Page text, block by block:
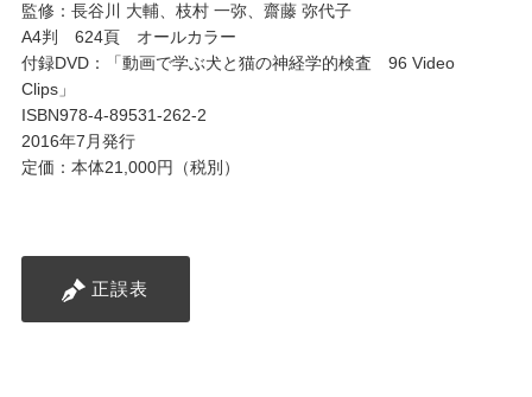
監修：長谷川 大輔、枝村 一弥、齋藤 弥代子
A4判 624頁 オールカラー
付録DVD：「動画で学ぶ犬と猫の神経学的検査 96 Video
Clips」
ISBN978-4-89531-262-2
2016年7月発行
定価：本体21,000円（税別）
正誤表